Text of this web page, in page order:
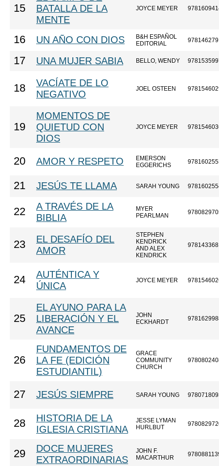
15
BATALLA DE LA
MENTE
JOYCE MEYER
16 UN AÑO CON DIOS
B&H ESPAÑOL
EDITORIAL
17 UNA MUJER SABIA BELLO, WENDY
18
VACÍATE DE LO
NEGATIVO
JOEL OSTEEN
19
MOMENTOS DE
QUIETUD CON
DIOS
JOYCE MEYER
20 AMOR Y RESPETO
EMERSON
EGGERICHS
21 JESÚS TE LLAMA SARAH YOUNG
22
A TRAVÉS DE LA
BIBLIA
MYER
PEARLMAN
23
EL DESAFÍO DEL
AMOR
STEPHEN
KENDRICK
AND ALEX
KENDRICK
24
AUTÉNTICA Y
ÚNICA
JOYCE MEYER
25
EL AYUNO PARA LA
LIBERACIÓN Y EL
AVANCE
JOHN
ECKHARDT
26
FUNDAMENTOS DE
LA FE (EDICIÓN
ESTUDIANTIL)
GRACE
COMMUNITY
CHURCH
27 JESÚS SIEMPRE SARAH YOUNG
28
HISTORIA DE LA
IGLESIA CRISTIANA
JESSE LYMAN
HURLBUT
29
DOCE MUJERES
EXTRAORDINARIAS
JOHN F.
MACARTHUR